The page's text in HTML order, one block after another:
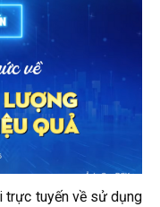
tuyến về sử dụng